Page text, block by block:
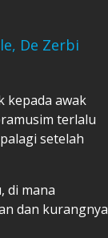
De Zerbi
kepada awak
terlalu
setelah
di mana
dan kurangnya